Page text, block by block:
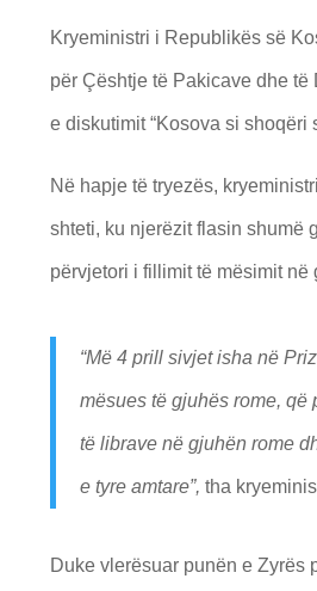
Kryeministri i Republikës së
për Çështje të Pakicave dhe
e diskutimit “Kosova si shoqëri
Në hapje të tryezës,
shteti, ku njerëzit flasin shumë
përvjetori i fillimit të mësimit
“Më 4 prill sivjet isha në
mësues të gjuhës rome,
të librave në gjuhën rome
e tyre amtare”, tha
Duke vlerësuar punën e Zyrës